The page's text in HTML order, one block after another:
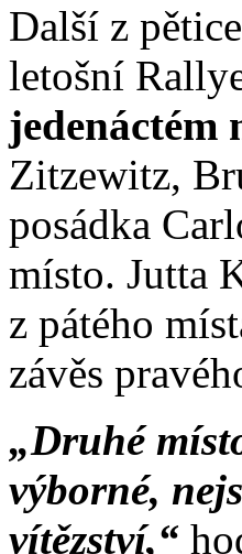
Další z
letošní
jedenáctém
Zitzewitz,
posádka
místo. Jutta
z pátého
závěs
„Druhé
výborné,
vítězství,“